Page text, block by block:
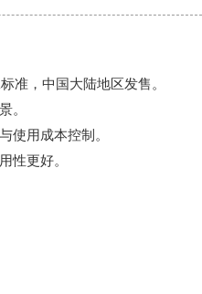
准，中国大陆地区发售。
。
使用成本控制。
性更好。